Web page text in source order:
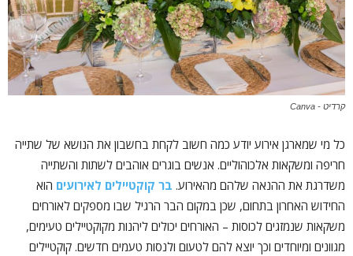
קרדיט - Canva
כל מי שמארגן אירוע יודע כמה חשוב לקחת בחשבון את הנושא של שתייה
חריפה ומשקאות אלכוהוליים. אנשים בוגרים אוהבים לשתות והשתייה
משדרגת את ההנאה שלהם מהאירוע. בר קוקטיילים לאירועים הוא
החידוש האחרון בתחום, שכן במקום הבר הרגיל שבו מספקים לאורחים
משקאות שנמזגים לכוסות – האורחים יכולים ליהנות מקוקטיילים טעימים,
מגוונים ומיוחדים וכך יוצא להם לטעום ולנסות טעמים חדשים. קוקטיילים